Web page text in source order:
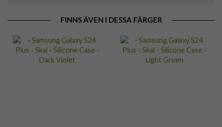
FINNS ÄVEN I DESSA FÄRGER